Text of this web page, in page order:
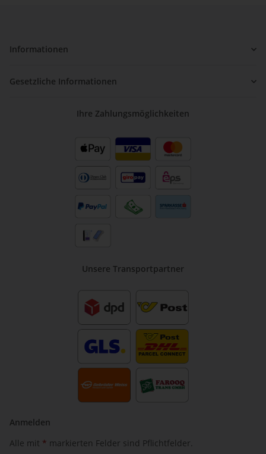
Informationen
Gesetzliche Informationen
Ihre Zahlungsmöglichkeiten
Unsere Transportpartner
Anmelden
Alle mit * markierten Felder sind Pflichtfelder.